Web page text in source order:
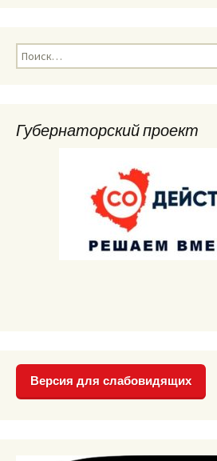
Найти:
Губернаторский проект
Версия для слабовидящих